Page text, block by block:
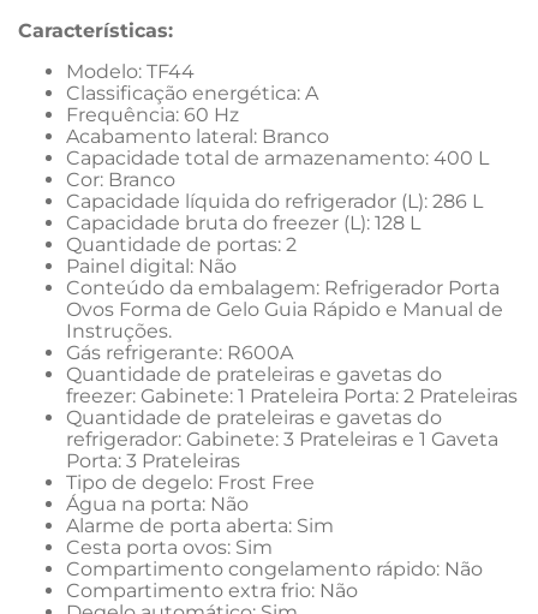
Características:
Modelo: TF44
Classificação energética: A
Frequência: 60 Hz
Acabamento lateral: Branco
Capacidade total de armazenamento: 400 L
Cor: Branco
Capacidade líquida do refrigerador (L): 286 L
Capacidade bruta do freezer (L): 128 L
Quantidade de portas: 2
Painel digital: Não
Conteúdo da embalagem: Refrigerador Porta
Ovos Forma de Gelo Guia Rápido e Manual de
Instruções.
Gás refrigerante: R600A
Quantidade de prateleiras e gavetas do
freezer: Gabinete: 1 Prateleira Porta: 2 Prateleiras
Quantidade de prateleiras e gavetas do
refrigerador: Gabinete: 3 Prateleiras e 1 Gaveta
Porta: 3 Prateleiras
Tipo de degelo: Frost Free
Água na porta: Não
Alarme de porta aberta: Sim
Cesta porta ovos: Sim
Compartimento congelamento rápido: Não
Compartimento extra frio: Não